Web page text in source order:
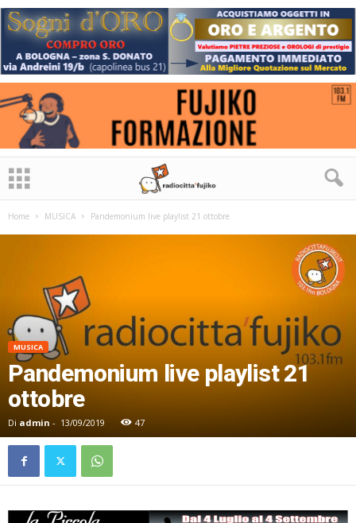
Home MUSICA Pandemonium live playlist 21 ottobre
MUSICA
Pandemonium live playlist 21
ottobre
Di admin - 13/09/2019 47